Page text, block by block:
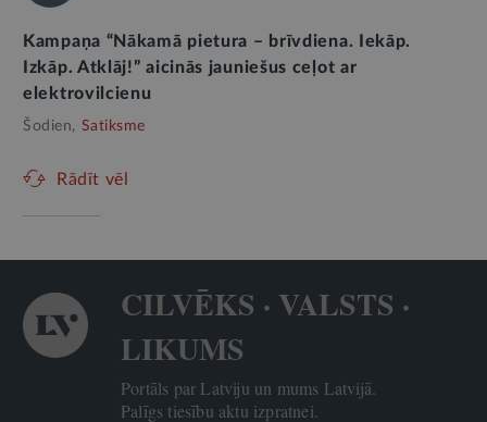
Kampaņa “Nākamā pietura – brīvdiena. Iekāp.
Izkāp. Atklāj!” aicinās jauniešus ceļot ar
elektrovilcienu
Šodien, Satiksme
Rādīt vēl
CILVĒKS · VALSTS ·
LIKUMS
Portāls par Latviju un mums Latvijā.
Palīgs tiesību aktu izpratnei.